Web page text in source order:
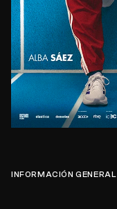
INFORMACIÓN GENERAL